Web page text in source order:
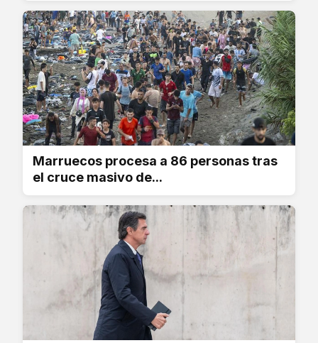
Marruecos procesa a 86 personas tras
el cruce masivo de...